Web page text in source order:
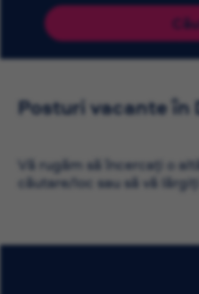
Posturi vacante în
Vă rugăm să încercați o
căutare/loc sau să vă